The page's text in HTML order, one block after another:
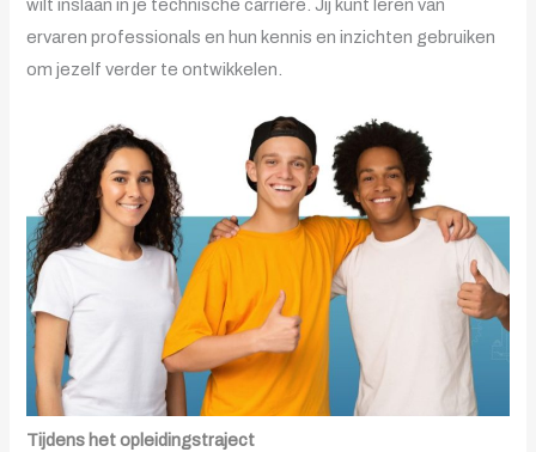
wilt inslaan in je technische carrière. Jij kunt leren van
ervaren professionals en hun kennis en inzichten gebruiken
om jezelf verder te ontwikkelen.
Tijdens het opleidingstraject